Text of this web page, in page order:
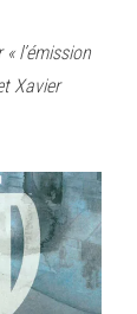
l’émission
Xavier